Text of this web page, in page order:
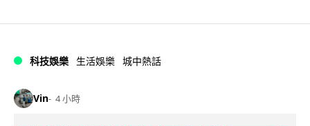
科技娛樂 生活娛樂 城中熱話
Vin 4 小時